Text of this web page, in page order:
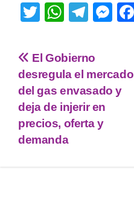
T
tt
er
W
at
s
A
p
p
T
e
gr
a
m
M
e
n
El Gobierno
desregula el mercado
del gas envasado y
deja de injerir en
precios, oferta y
demanda